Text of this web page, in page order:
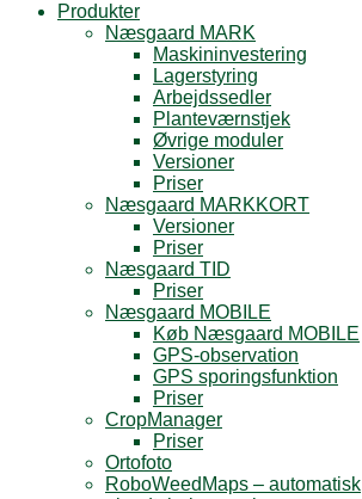
Produkter
Næsgaard MARK
Maskininvestering
Lagerstyring
Arbejdssedler
Planteværnstjek
Øvrige moduler
Versioner
Priser
Næsgaard MARKKORT
Versioner
Priser
Næsgaard TID
Priser
Næsgaard MOBILE
Køb Næsgaard MOBILE
GPS-observation
GPS sporingsfunktion
Priser
CropManager
Priser
Ortofoto
RoboWeedMaps – automatisk